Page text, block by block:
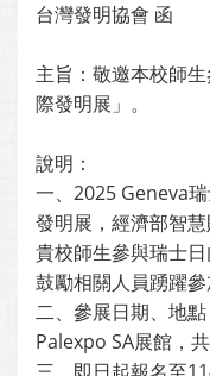
台灣發明協會 函
主旨：敬邀本校師
際發明展」。
說明：
一、2025 Geneva
發明展，經濟部智
貴校師生參與瑞士
鼓勵相關人員踴躍參
二、參展日期、地
Palexpo SA展館，共